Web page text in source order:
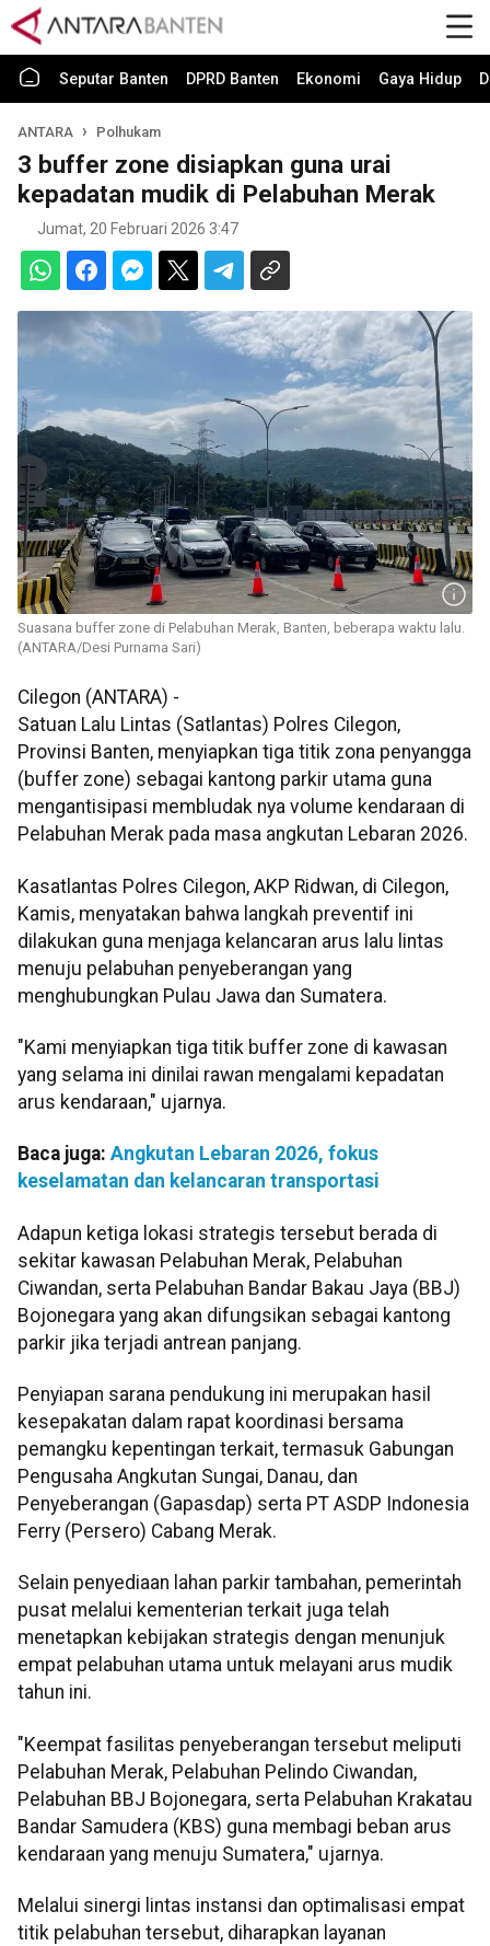
Seputar Banten DPRD Banten Ekonomi Gaya Hidup
ANTARA Polhukam
3 buffer zone disiapkan guna urai
kepadatan mudik di Pelabuhan Merak
Jumat, 20 Februari 2026 3:47
Suasana buffer zone di Pelabuhan Merak, Banten, beberapa waktu lalu.
(ANTARA/Desi Purnama Sari)
Cilegon (ANTARA) -
Satuan Lalu Lintas (Satlantas) Polres Cilegon,
Provinsi Banten, menyiapkan tiga titik zona penyangga
(buffer zone) sebagai kantong parkir utama guna
mengantisipasi membludak nya volume kendaraan di
Pelabuhan Merak pada masa angkutan Lebaran 2026.
Kasatlantas Polres Cilegon, AKP Ridwan, di Cilegon,
Kamis, menyatakan bahwa langkah preventif ini
dilakukan guna menjaga kelancaran arus lalu lintas
menuju pelabuhan penyeberangan yang
menghubungkan Pulau Jawa dan Sumatera.
"Kami menyiapkan tiga titik buffer zone di kawasan
yang selama ini dinilai rawan mengalami kepadatan
arus kendaraan," ujarnya.
Baca juga: Angkutan Lebaran 2026, fokus
keselamatan dan kelancaran transportasi
Adapun ketiga lokasi strategis tersebut berada di
sekitar kawasan Pelabuhan Merak, Pelabuhan
Ciwandan, serta Pelabuhan Bandar Bakau Jaya (BBJ)
Bojonegara yang akan difungsikan sebagai kantong
parkir jika terjadi antrean panjang.
Penyiapan sarana pendukung ini merupakan hasil
kesepakatan dalam rapat koordinasi bersama
pemangku kepentingan terkait, termasuk Gabungan
Pengusaha Angkutan Sungai, Danau, dan
Penyeberangan (Gapasdap) serta PT ASDP Indonesia
Ferry (Persero) Cabang Merak.
Selain penyediaan lahan parkir tambahan, pemerintah
pusat melalui kementerian terkait juga telah
menetapkan kebijakan strategis dengan menunjuk
empat pelabuhan utama untuk melayani arus mudik
tahun ini.
"Keempat fasilitas penyeberangan tersebut meliputi
Pelabuhan Merak, Pelabuhan Pelindo Ciwandan,
Pelabuhan BBJ Bojonegara, serta Pelabuhan Krakatau
Bandar Samudera (KBS) guna membagi beban arus
kendaraan yang menuju Sumatera," ujarnya.
Melalui sinergi lintas instansi dan optimalisasi empat
titik pelabuhan tersebut, diharapkan layanan